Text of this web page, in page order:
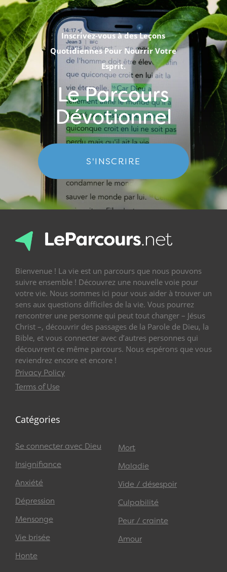
Inscrivez-vous à des Leçons
Quotidiennes Pour Nourrir Votre
Esprit.
Le Parcours
Dévotionnel
S'INSCRIRE
Bienvenue ! La vie est un parcours que nous pouvons
suivre ensemble ! Découvrez une nouvelle voie pour
votre vie. Nous sommes ici pour vous aider à trouver un
sens aux questions difficiles de la vie. Vous pourrez
rencontrer une personne qui peut tout changer – Jésus
Christ –, découvrir des passages de la Parole de Dieu, la
Bible, et vous connecter avec d’autres personnes qui
découvrent ce même parcours. Nous espérons que vous
reviendrez encore et encore !
Privacy Policy
Terms of Use
Catégories
Se connecter avec Dieu
Insignifiance
Anxiété
Dépression
Mensonge
Vie brisée
Honte
Mort
Maladie
Vide / désespoir
Culpabilité
Peur / crainte
Amour